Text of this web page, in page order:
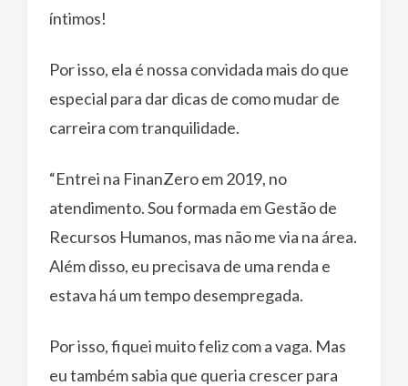
íntimos!
Por isso, ela é nossa convidada mais do que
especial para dar dicas de como mudar de
carreira com tranquilidade.
“Entrei na FinanZero em 2019, no
atendimento. Sou formada em Gestão de
Recursos Humanos, mas não me via na área.
Além disso, eu precisava de uma renda e
estava há um tempo desempregada.
Por isso, fiquei muito feliz com a vaga. Mas
eu também sabia que queria crescer para